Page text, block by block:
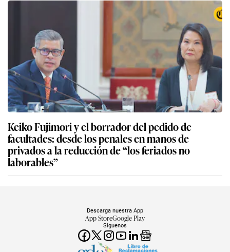
Keiko Fujimori y el borrador del pedido de
facultades: desde los penales en manos de
privados a la reducción de “los feriados no
laborables”
Síguenos
Descarga nuestra App
App StoreGoogle Play